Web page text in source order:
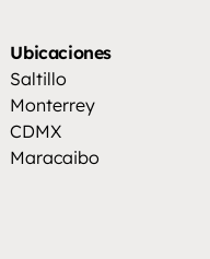
Ubicaciones
Saltillo
Monterrey
CDMX
Maracaibo